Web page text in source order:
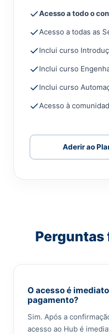
Acesso a todo o
Acesso a todas as
Inclui curso
Inclui curso
Inclui curso
Acesso à
Aderir ao
O acesso é
pagamento?
Sim. Após a
acesso ao Hub é